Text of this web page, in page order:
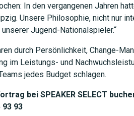
In den vergangenen Jahren
Unsere Philosophie, nicht nur
Jugend-Nationalspieler.“
durch Persönlichkeit, Change-
im Leistungs- und
jedes Budget schlagen.
bei SPEAKER SELECT
93 93